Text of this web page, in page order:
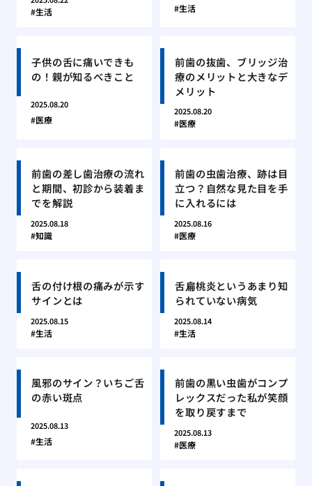
生活 生活
子供の舌に痛いできも
の！親が知るべきこと
2025.08.20
医療
前歯の抜歯、ブリッジ治
療のメリットと大きなデ
メリット
2025.08.20
医療
前歯の差し歯治療の流れ
と期間、初診から装着ま
でを解説
2025.08.18
知識
前歯の虫歯治療、跡は目
立つ？自然な見た目を手
に入れるには
2025.08.16
医療
舌の付け根の痛みが示す
サインとは
2025.08.15
生活
舌扁桃炎というあまり知
られていない病気
2025.08.14
生活
風邪のサイン？いちご舌
の赤い斑点
2025.08.13
生活
前歯の黒い虫歯がコンプ
レックスだった私が笑顔
を取り戻すまで
2025.08.13
医療